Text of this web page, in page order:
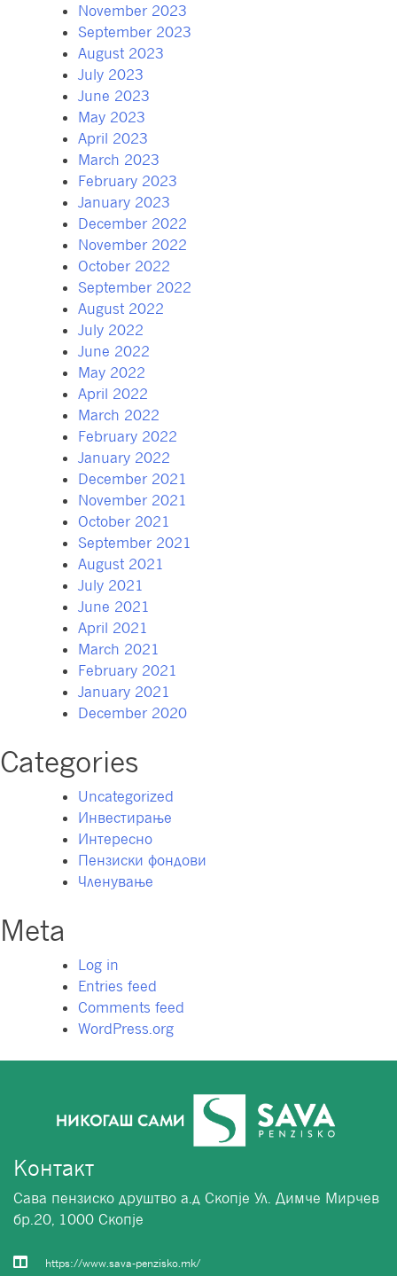
November 2023
September 2023
August 2023
July 2023
June 2023
May 2023
April 2023
March 2023
February 2023
January 2023
December 2022
November 2022
October 2022
September 2022
August 2022
July 2022
June 2022
May 2022
April 2022
March 2022
February 2022
January 2022
December 2021
November 2021
October 2021
September 2021
August 2021
July 2021
June 2021
April 2021
March 2021
February 2021
January 2021
December 2020
Categories
Uncategorized
Инвестирање
Интересно
Пензиски фондови
Членување
Meta
Log in
Entries feed
Comments feed
WordPress.org
Контакт
Сава пензиско друштво а.д Скопје Ул. Димче Мирчев
бр.20, 1000 Скопје
https://www.sava-penzisko.mk/